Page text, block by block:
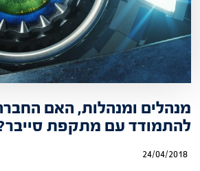
מנהלים ומנהלות, האם
להתמודד עם מתקפת
24/04/2018